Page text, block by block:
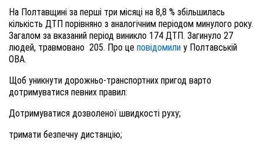
На Полтавщині за перші три місяці на 8,8 % збільшилась
кількість ДТП порівняно з аналогічним періодом минулого року.
Загалом за вказаний період виникло 174 ДТП. Загинуло 27
людей, травмовано 205. Про це повідомили у Полтавській
ОВА.
Щоб уникнути дорожньо-транспортних пригод варто
дотримуватися певних правил:
Дотримуватися дозволеної швидкості руху;
тримати безпечну дистанцію;